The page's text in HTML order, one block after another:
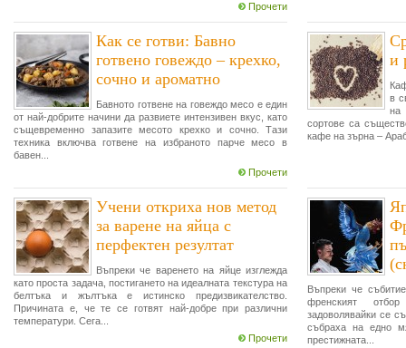
Прочети
Как се готви: Бавно
готвено говеждо – крехко,
сочно и ароматно
Бавното готвене на говеждо месо е един
от най-добрите начини да развиете интензивен вкус, като
същевременно запазите месото крехко и сочно. Тази
техника включва готвене на избраното парче месо в
бавен...
Прочети
и
в
на
сортове са
кафе на зърна –
Учени откриха нов метод
за варене на яйца с
перфектен резултат
Въпреки че варенето на яйце изглежда
като проста задача, постигането на идеалната текстура на
белтъка и жълтъка е истинско предизвикателство.
Причината е, че те се готвят най-добре при различни
температури. Сега...
Прочети
Въпреки че
френският
задоволявайки се
събраха на едно
престижната...